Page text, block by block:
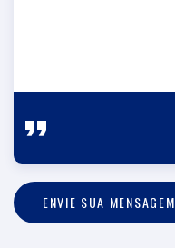
ENVIE SUA MENSAGEM